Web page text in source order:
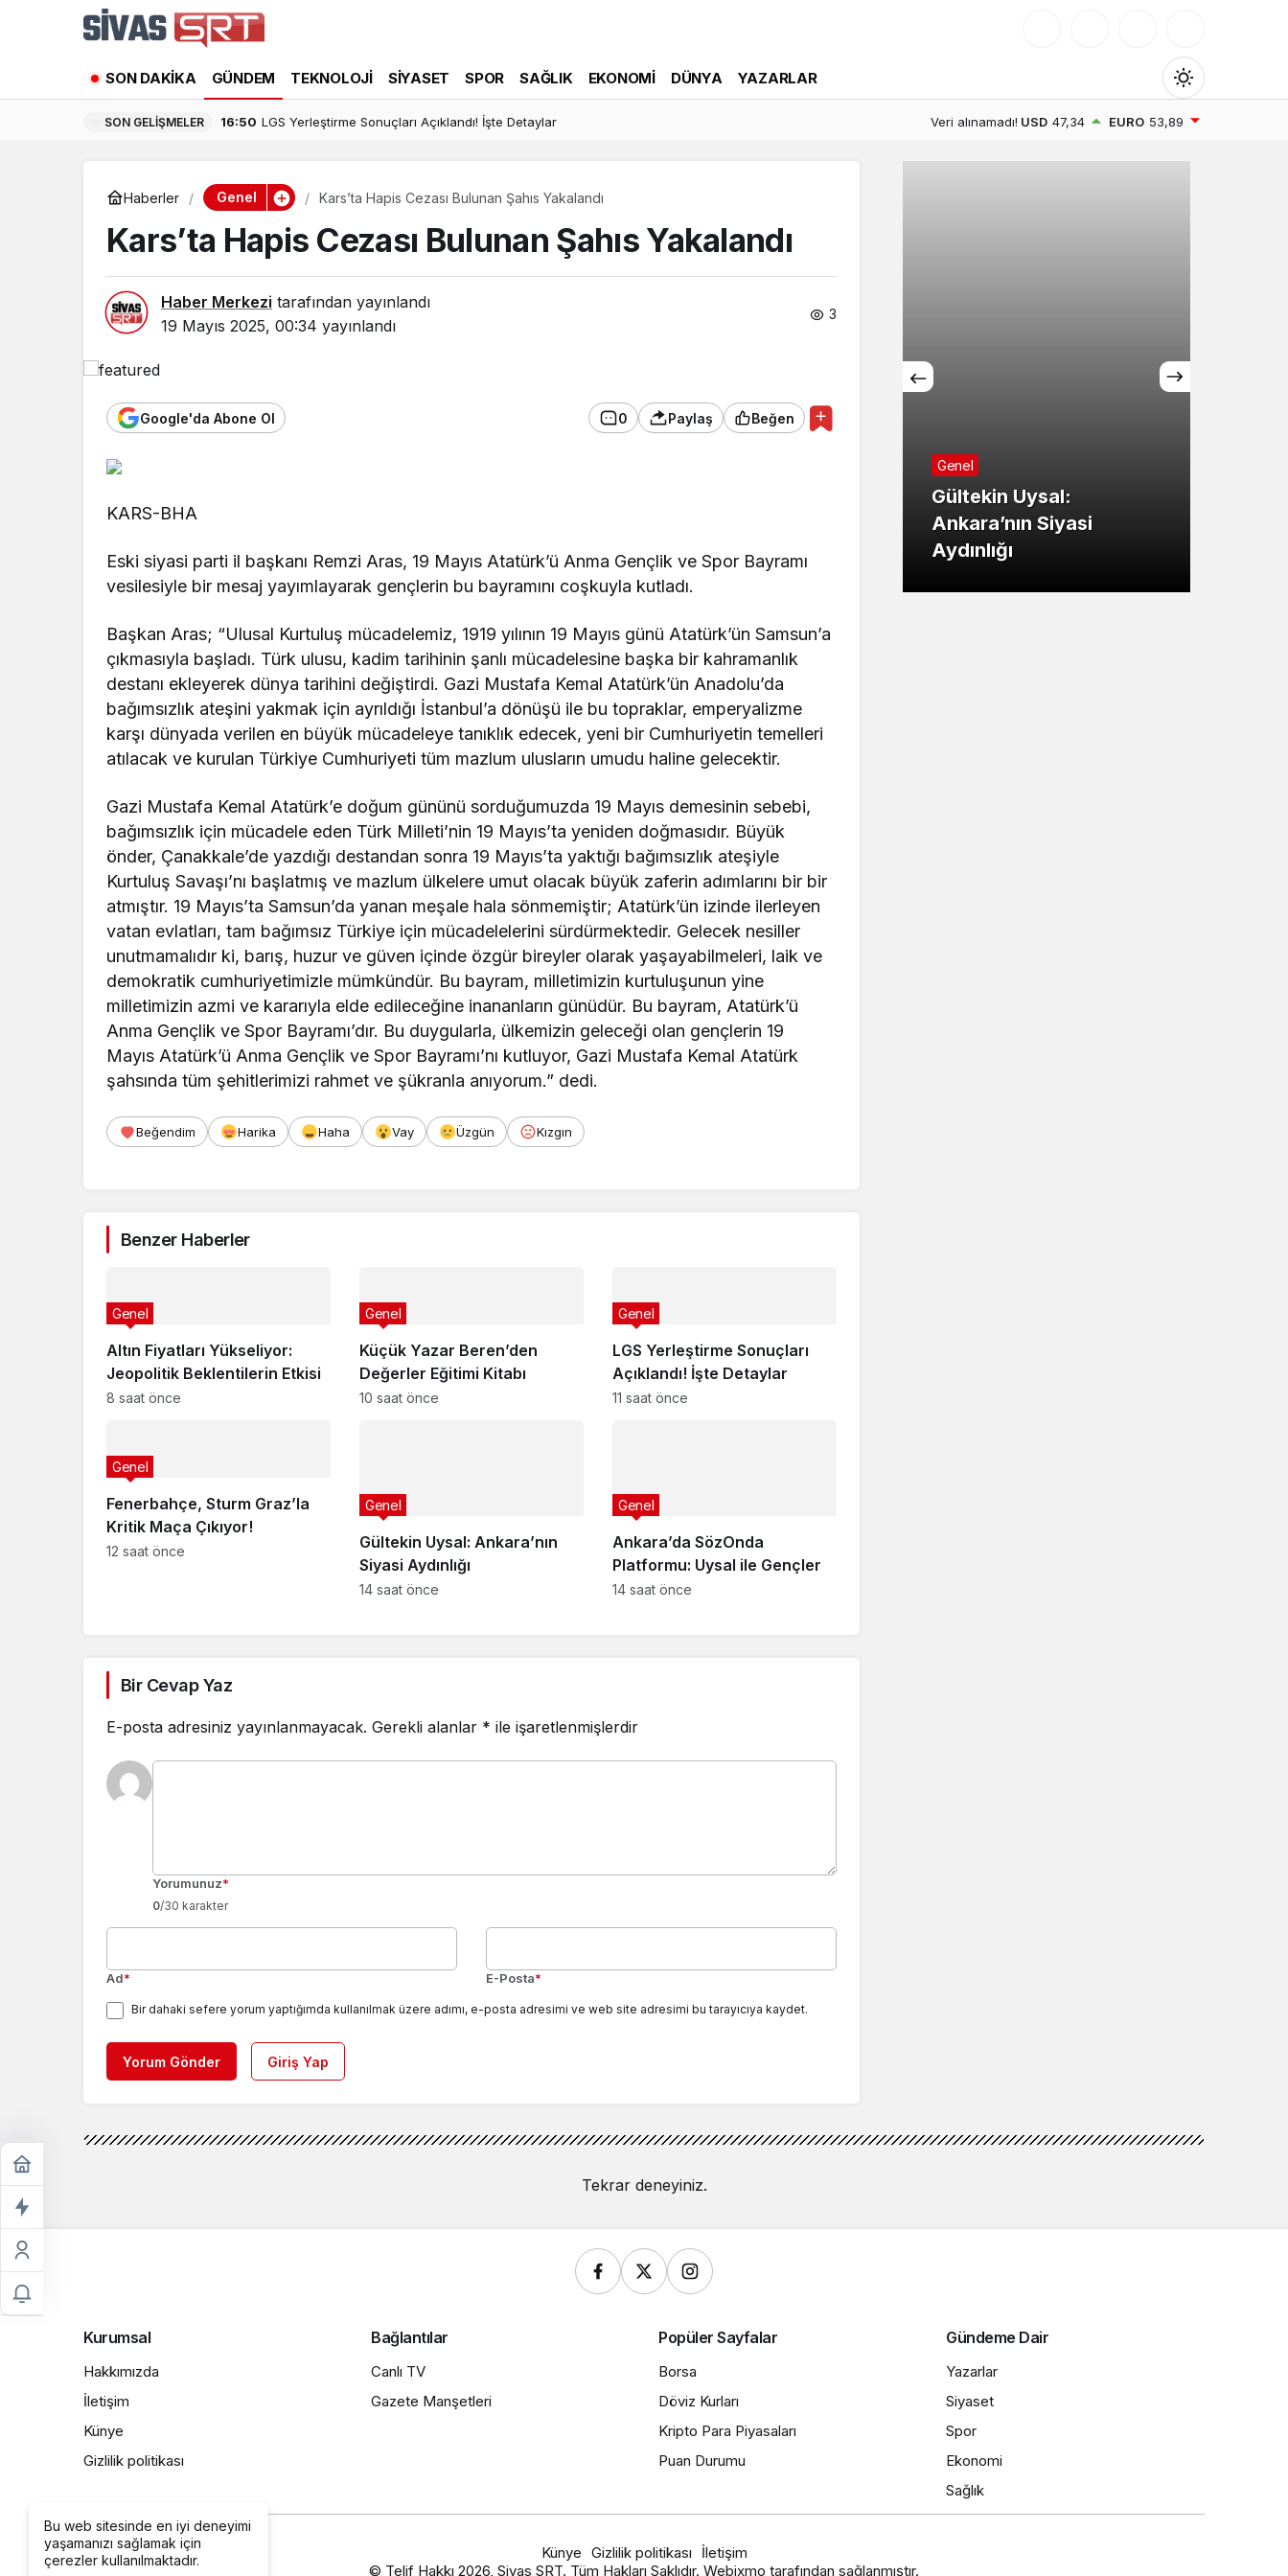
SON DAKIKA GÜNDEM TEKNOLOJI SIYASET SPOR SAĞLIK EKONOMI DÜNYA YAZARLAR
Mod
değiştir
SON GELIŞMELER 16:50 LGS Yerleştirme Sonuçları Açıklandı! İşte Detaylar Veri alınamadı! USD 47,34 EURO 53,89
Haberler Genel Kars’ta Hapis Cezası Bulunan Şahıs Yakalandı
Kars’ta Hapis Cezası Bulunan Şahıs Yakalandı
Haber Merkezi tarafından yayınlandı
19 Mayıs 2025, 00:34 yayınlandı
3
Google'da Abone Ol 0 Paylaş Beğen
KARS-BHA
Eski siyasi parti il başkanı Remzi Aras, 19 Mayıs Atatürk’ü Anma Gençlik ve Spor Bayramı
vesilesiyle bir mesaj yayımlayarak gençlerin bu bayramını coşkuyla kutladı.
Başkan Aras; “Ulusal Kurtuluş mücadelemiz, 1919 yılının 19 Mayıs günü Atatürk’ün Samsun’a
çıkmasıyla başladı. Türk ulusu, kadim tarihinin şanlı mücadelesine başka bir kahramanlık
destanı ekleyerek dünya tarihini değiştirdi. Gazi Mustafa Kemal Atatürk’ün Anadolu’da
bağımsızlık ateşini yakmak için ayrıldığı İstanbul’a dönüşü ile bu topraklar, emperyalizme
karşı dünyada verilen en büyük mücadeleye tanıklık edecek, yeni bir Cumhuriyetin temelleri
atılacak ve kurulan Türkiye Cumhuriyeti tüm mazlum ulusların umudu haline gelecektir.
Gazi Mustafa Kemal Atatürk’e doğum gününü sorduğumuzda 19 Mayıs demesinin sebebi,
bağımsızlık için mücadele eden Türk Milleti’nin 19 Mayıs’ta yeniden doğmasıdır. Büyük
önder, Çanakkale’de yazdığı destandan sonra 19 Mayıs’ta yaktığı bağımsızlık ateşiyle
Kurtuluş Savaşı’nı başlatmış ve mazlum ülkelere umut olacak büyük zaferin adımlarını bir bir
atmıştır. 19 Mayıs’ta Samsun’da yanan meşale hala sönmemiştir; Atatürk’ün izinde ilerleyen
vatan evlatları, tam bağımsız Türkiye için mücadelelerini sürdürmektedir. Gelecek nesiller
unutmamalıdır ki, barış, huzur ve güven içinde özgür bireyler olarak yaşayabilmeleri, laik ve
demokratik cumhuriyetimizle mümkündür. Bu bayram, milletimizin kurtuluşunun yine
milletimizin azmi ve kararıyla elde edileceğine inananların günüdür. Bu bayram, Atatürk’ü
Anma Gençlik ve Spor Bayramı’dır. Bu duygularla, ülkemizin geleceği olan gençlerin 19
Mayıs Atatürk’ü Anma Gençlik ve Spor Bayramı’nı kutluyor, Gazi Mustafa Kemal Atatürk
şahsında tüm şehitlerimizi rahmet ve şükranla anıyorum.” dedi.
Beğendim Harika Haha Vay Üzgün Kızgın
Benzer Haberler
Altın Fiyatları Yükseliyor:
Jeopolitik Beklentilerin Etkisi
Genel
8 saat önce
Küçük Yazar Beren’den
Değerler Eğitimi Kitabı
Genel
10 saat önce
LGS Yerleştirme Sonuçları
Açıklandı! İşte Detaylar
Genel
11 saat önce
Fenerbahçe, Sturm Graz’la
Kritik Maça Çıkıyor!
Genel
12 saat önce
Gültekin Uysal: Ankara’nın
Siyasi Aydınlığı
Genel
14 saat önce
Ankara’da SözOnda
Platformu: Uysal ile Gençler
Genel
14 saat önce
Bir Cevap Yaz
E-posta adresiniz yayınlanmayacak. Gerekli alanlar * ile işaretlenmişlerdir
Yorumunuz*
0/30 karakter
Ad* E-Posta*
Bir dahaki sefere yorum yaptığımda kullanılmak üzere adımı, e-posta adresimi ve web site adresimi bu tarayıcıya kaydet.
Yorum Gönder Giriş Yap
Küçük Yazar Beren’den
Değerler Eğitimi Kitabı
Detaylar
Çıkıyor!
Genel
Gültekin Uysal:
Ankara’nın Siyasi
Aydınlığı
Tekrar deneyiniz.
Bu web sitesinde en iyi deneyimi
yaşamanızı sağlamak için
çerezler kullanılmaktadır.
Kurumsal
Hakkımızda
İletişim
Künye
Gizlilik politikası
Bağlantılar
Canlı TV
Gazete Manşetleri
Popüler Sayfalar
Borsa
Döviz Kurları
Kripto Para Piyasaları
Puan Durumu
Gündeme Dair
Yazarlar
Siyaset
Spor
Ekonomi
Sağlık
Künye Gizlilik politikası
İletişim
© Telif Hakkı 2026, Sivas SRT. Tüm Hakları Saklıdır. Webixmo tarafından sağlanmıştır.